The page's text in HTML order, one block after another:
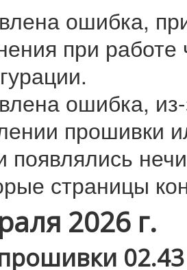
ошибка,
при работе
ошибка,
прошивки
появлялись
страницы
2026 г.